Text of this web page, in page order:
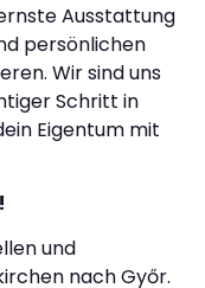
Ausstattung
persönlichen
Wir sind uns
Schritt in
Eigentum mit
und
nach Győr.